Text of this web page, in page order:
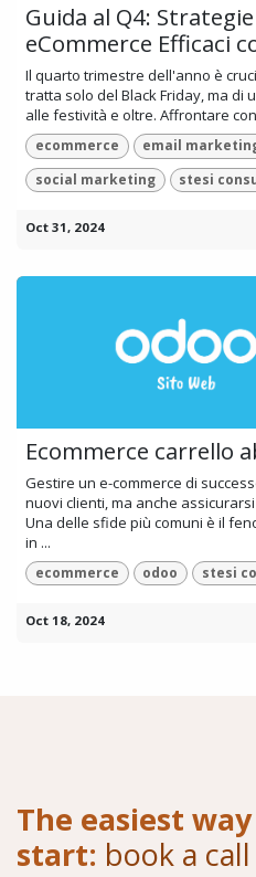
Guida al Q4:
eCommerce Efficaci
Il quarto trimestre dell'anno è
tratta solo del Black Friday, ma di
alle festività e oltre. Affrontare
ecommerce email
social marketing
stesi
Oct 31, 2024
Ecommerce carrello
Gestire un e-commerce di
nuovi clienti, ma anche
Una delle sfide più comuni è il
in ...
ecommerce odoo stesi
Oct 18, 2024
The easiest
start: book a